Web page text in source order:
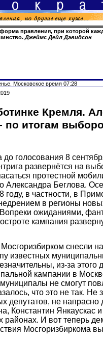
правления, при которой
Джеймс Дейл Дэвидсон
Московское время 07:28
Кремля.
по итогам
голосования 8
развернётся на
протестной
Александра Беглова.
году, в частности, в
в регионы
ожиданиями,
кампания
снесли
известных
из-за этого
кампании в
не смогут
что это не так.
депутатов, не
Константин Янкаускас
районах. И вот теперь
Мосгоризбиркома